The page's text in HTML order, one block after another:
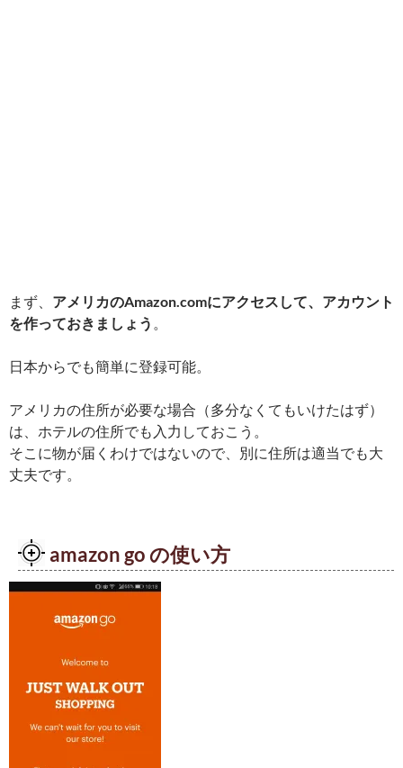
まず、 アメリカのAmazon.comにアクセスして、アカウント
を作っておきましょう 。
日本からでも簡単に登録可能。
アメリカの住所が必要な場合（多分なくてもいけたはず）
は、ホテルの住所でも入力しておこう。
そこに物が届くわけではないので、別に住所は適当でも大
丈夫です。
amazon go の使い方